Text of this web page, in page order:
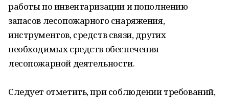
работы по инвентаризации и пополнению
запасов лесопожарного снаряжения,
инструментов, средств связи, других
необходимых средств обеспечения
лесопожарной деятельности.
Следует отметить, при соблюдении требований,